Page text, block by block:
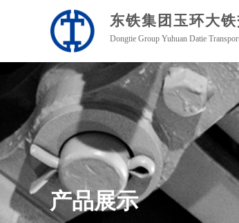
产品展示
东铁集团玉环大
Dongtie Group Yuhuan Datie